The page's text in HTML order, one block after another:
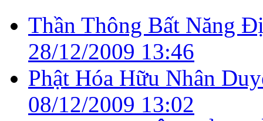
Thần Thông Bất Năng
28/12/2009 13:46
Phật Hóa Hữu Nhân
08/12/2009 13:02